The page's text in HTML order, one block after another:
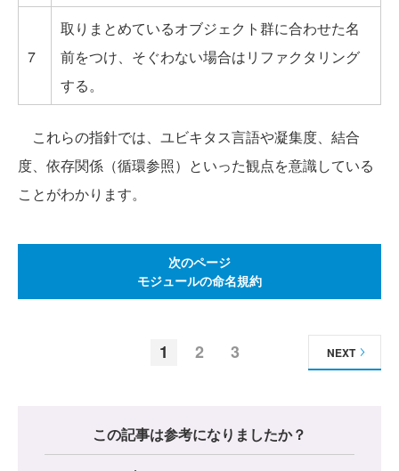
7
取りまとめているオブジェクト群に合わせた名
前をつけ、そぐわない場合はリファクタリング
する。
これらの指針では、ユビキタス言語や凝集度、結合
度、依存関係（循環参照）といった観点を意識している
ことがわかります。
次のページ
モジュールの命名規約
1 2 3 NEXT
この記事は参考になりましたか？